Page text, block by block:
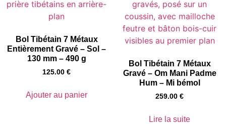
Bol Tibétain 7 Métaux
Entièrement Gravé – Sol –
130 mm – 490 g
125.00 €
Ajouter au panier
Bol Tibétain 7 Métaux
Gravé – Om Mani Padme
Hum – Mi bémol
259.00 €
Lire la suite